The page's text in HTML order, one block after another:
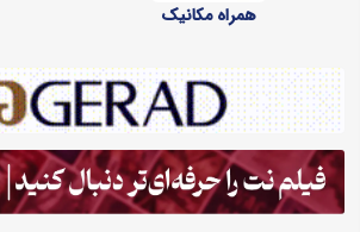
همراه مکانیک